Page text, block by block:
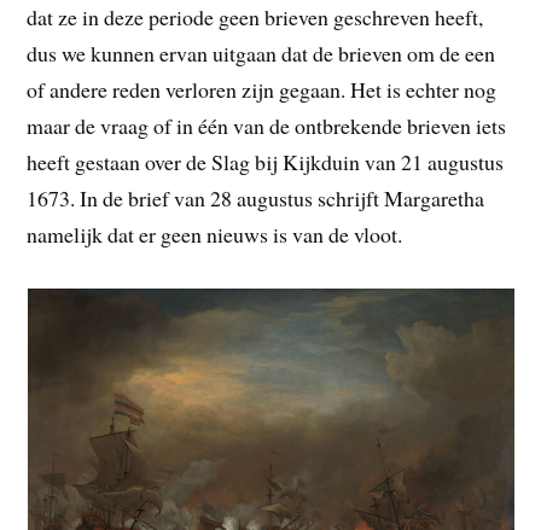
dat ze in deze periode geen brieven geschreven heeft,
dus we kunnen ervan uitgaan dat de brieven om de een
of andere reden verloren zijn gegaan. Het is echter nog
maar de vraag of in één van de ontbrekende brieven iets
heeft gestaan over de Slag bij Kijkduin van 21 augustus
1673. In de brief van 28 augustus schrijft Margaretha
namelijk dat er geen nieuws is van de vloot.